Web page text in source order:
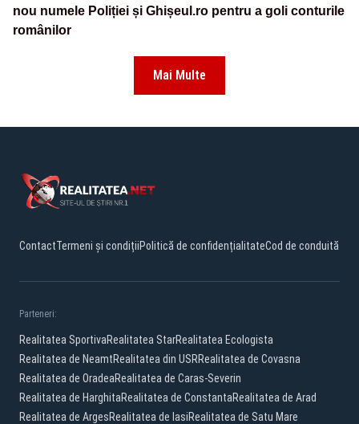
nou numele Poliției și Ghișeul.ro pentru a goli conturile
românilor
Mai Multe
ContactTermeni și condițiiPolitică de confidențialitateCod de conduită
Parteneri:
Realitatea SportivaRealitatea StarRealitatea Ecologista
Realitatea de NeamtRealitatea din USRRealitatea de Covasna
Realitatea de OradeaRealitatea de Caras-Severin
Realitatea de HarghitaRealitatea de ConstantaRealitatea de Arad
Realitatea de ArgesRealitatea de IasiRealitatea de Satu Mare